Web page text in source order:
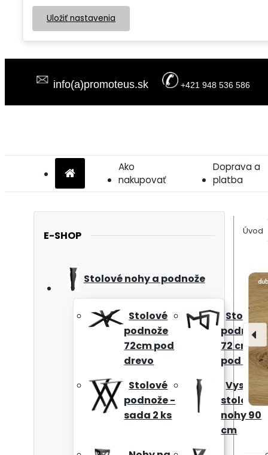
Uložiť nastavenia
info(a)promoteus.sk +421 948 536 586
Ako
nakupovať
Doprava a
platba
E-SHOP
Stolové nohy a podnože
Stolové
podnože
72cm pod
drevo
Stolové
podnože
72 cm
pod sklo
Stolové
podnože -
sada 2 ks
Vysoké
stolové
nohy 90
cm
Úvod